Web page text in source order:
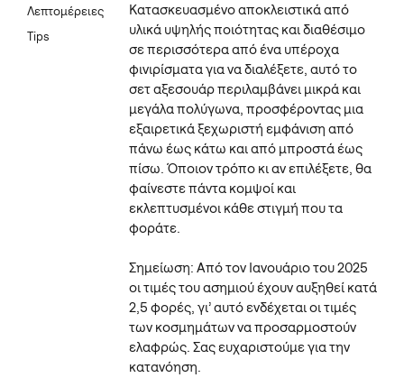
Λεπτομέρειες
Tips
Κατασκευασμένο αποκλειστικά από
υλικά υψηλής ποιότητας και διαθέσιμο
σε περισσότερα από ένα υπέροχα
φινιρίσματα για να διαλέξετε, αυτό το
σετ αξεσουάρ περιλαμβάνει μικρά και
μεγάλα πολύγωνα, προσφέροντας μια
εξαιρετικά ξεχωριστή εμφάνιση από
πάνω έως κάτω και από μπροστά έως
πίσω. Όποιον τρόπο κι αν επιλέξετε, θα
φαίνεστε πάντα κομψοί και
εκλεπτυσμένοι κάθε στιγμή που τα
φοράτε.
Σημείωση: Από τον Ιανουάριο του 2025
οι τιμές του ασημιού έχουν αυξηθεί κατά
2,5 φορές, γι’ αυτό ενδέχεται οι τιμές
των κοσμημάτων να προσαρμοστούν
ελαφρώς. Σας ευχαριστούμε για την
κατανόηση.